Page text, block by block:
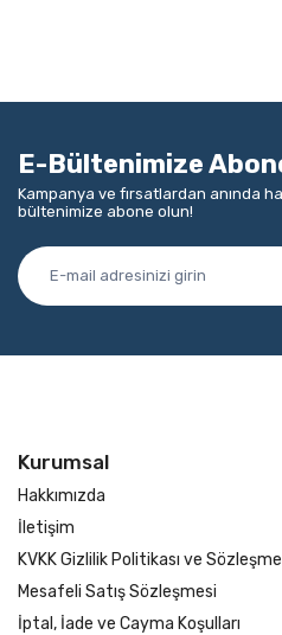
E-Bültenimize
Kampanya ve fırsatlardan anında
bültenimize abone olun!
Kurumsal
Hakkımızda
İletişim
KVKK Gizlilik Politikası ve
Mesafeli Satış Sözleşmesi
İptal, İade ve Cayma Koşulları